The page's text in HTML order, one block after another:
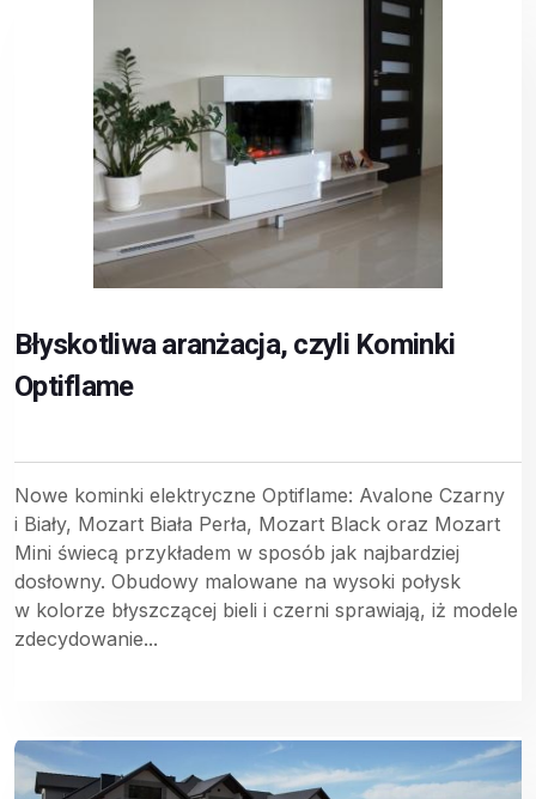
Błyskotliwa aranżacja, czyli Kominki
Optiflame
Nowe kominki elektryczne Optiflame: Avalone Czarny
i Biały, Mozart Biała Perła, Mozart Black oraz Mozart
Mini świecą przykładem w sposób jak najbardziej
dosłowny. Obudowy malowane na wysoki połysk
w kolorze błyszczącej bieli i czerni sprawiają, iż modele
zdecydowanie...